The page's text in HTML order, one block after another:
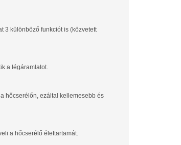
3 különböző funkciót is (közvetett
a légáramlatot.
hőcserélőn, ezáltal kellemesebb és
a hőcserélő élettartamát.